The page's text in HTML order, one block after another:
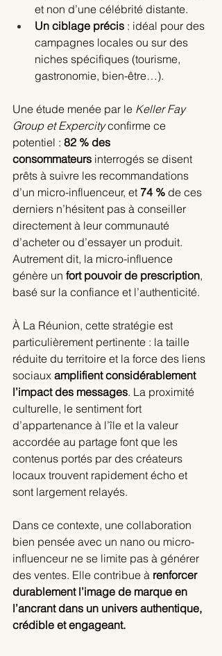
et non d’une célébrité distante.
Un ciblage précis : idéal pour des
campagnes locales ou sur des
niches spécifiques (tourisme,
gastronomie, bien-être…).
Une étude menée par le Keller Fay
Group et Expercity confirme ce
potentiel : 82 % des
consommateurs interrogés se disent
prêts à suivre les recommandations
d’un micro-influenceur, et 74 % de ces
derniers n’hésitent pas à conseiller
directement à leur communauté
d’acheter ou d’essayer un produit.
Autrement dit, la micro-influence
génère un fort pouvoir de prescription,
basé sur la confiance et l’authenticité.
À La Réunion, cette stratégie est
particulièrement pertinente : la taille
réduite du territoire et la force des liens
sociaux amplifient considérablement
l’impact des messages. La proximité
culturelle, le sentiment fort
d’appartenance à l’île et la valeur
accordée au partage font que les
contenus portés par des créateurs
locaux trouvent rapidement écho et
sont largement relayés.
Dans ce contexte, une collaboration
bien pensée avec un nano ou micro-
influenceur ne se limite pas à générer
des ventes. Elle contribue à renforcer
durablement l’image de marque en
l’ancrant dans un univers authentique,
crédible et engageant.